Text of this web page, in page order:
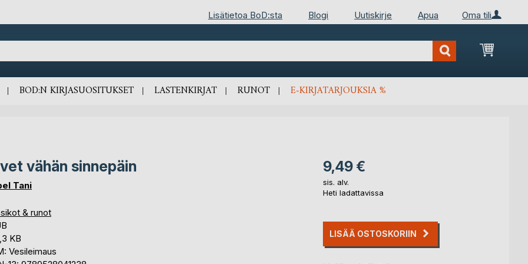
Oma tili
Lisätietoa BoD:sta Blogi Uutiskirje Apua
BOD:N KIRJASUOSITUKSET LASTENKIRJAT RUNOT E-KIRJATARJOUKSIA %
vähän sinnepäin
Tani
& runot
KB
Vesileimaus
9,49 €
sis. alv.
Heti ladattavissa
LISÄÄ OSTOSKORIIN